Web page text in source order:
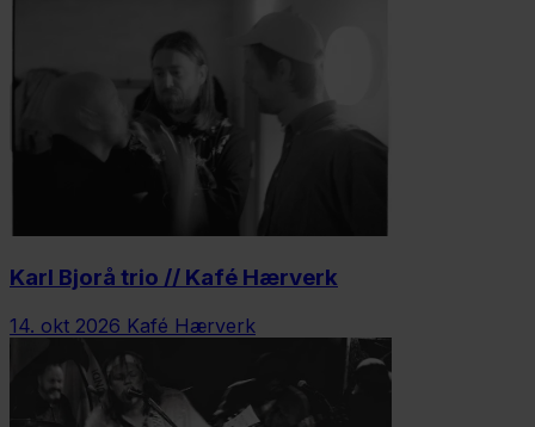
Karl Bjorå trio // Kafé Hærverk
14. okt 2026 Kafé Hærverk